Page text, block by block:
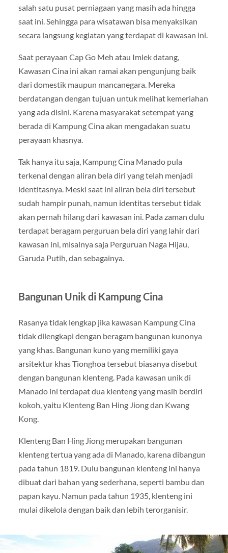
salah satu pusat perniagaan yang masih ada hingga
saat ini. Sehingga para wisatawan bisa menyaksikan
secara langsung kegiatan yang terdapat di kawasan ini.
Saat perayaan Cap Go Meh atau Imlek datang,
Kawasan Cina ini akan ramai akan pengunjung baik
dari domestik maupun mancanegara. Mereka
berdatangan dengan tujuan untuk melihat kemeriahan
yang ada disini. Karena masyarakat setempat yang
berada di Kampung Cina akan mengadakan suatu
perayaan khasnya.
Tak hanya itu saja, Kampung Cina Manado pula
terkenal dengan aliran bela diri yang telah menjadi
identitasnya. Meski saat ini aliran bela diri tersebut
sudah hampir punah, namun identitas tersebut tidak
akan pernah hilang dari kawasan ini. Pada zaman dulu
terdapat beragam perguruan bela diri yang lahir dari
kawasan ini, misalnya saja Perguruan Naga Hijau,
Garuda Putih, dan sebagainya.
Bangunan Unik di Kampung Cina
Rasanya tidak lengkap jika kawasan Kampung Cina
tidak dilengkapi dengan beragam bangunan kunonya
yang khas. Bangunan kuno yang memiliki gaya
arsitektur khas Tionghoa tersebut biasanya disebut
dengan bangunan klenteng. Pada kawasan unik di
Manado ini terdapat dua klenteng yang masih berdiri
kokoh, yaitu Klenteng Ban Hing Jiong dan Kwang
Kong.
Klenteng Ban Hing Jiong merupakan bangunan
klenteng tertua yang ada di Manado, karena dibangun
pada tahun 1819. Dulu bangunan klenteng ini hanya
dibuat dari bahan yang sederhana, seperti bambu dan
papan kayu. Namun pada tahun 1935, klenteng ini
mulai dikelola dengan baik dan lebih terorganisir.